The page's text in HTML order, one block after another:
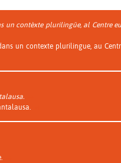
contèxte plurilingüe, al Centre
un contexte plurilingue, au